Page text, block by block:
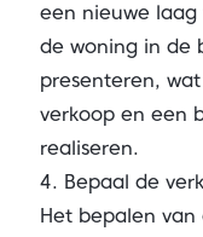
een nieuwe
de woning in de
presenteren,
verkoop en een
realiseren.
4. Bepaal de
Het bepalen van